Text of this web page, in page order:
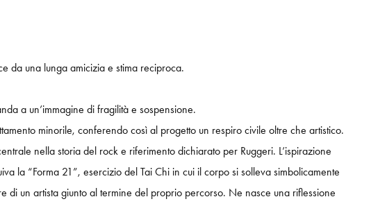
da una lunga amicizia e stima reciproca.
a un’immagine di fragilità e sospensione.
minorile, conferendo così al progetto un respiro civile oltre che artistico.
nella storia del rock e riferimento dichiarato per Ruggeri. L’ispirazione
la “Forma 21”, esercizio del Tai Chi in cui il corpo si solleva simbolicamente
di un artista giunto al termine del proprio percorso. Ne nasce una riflessione